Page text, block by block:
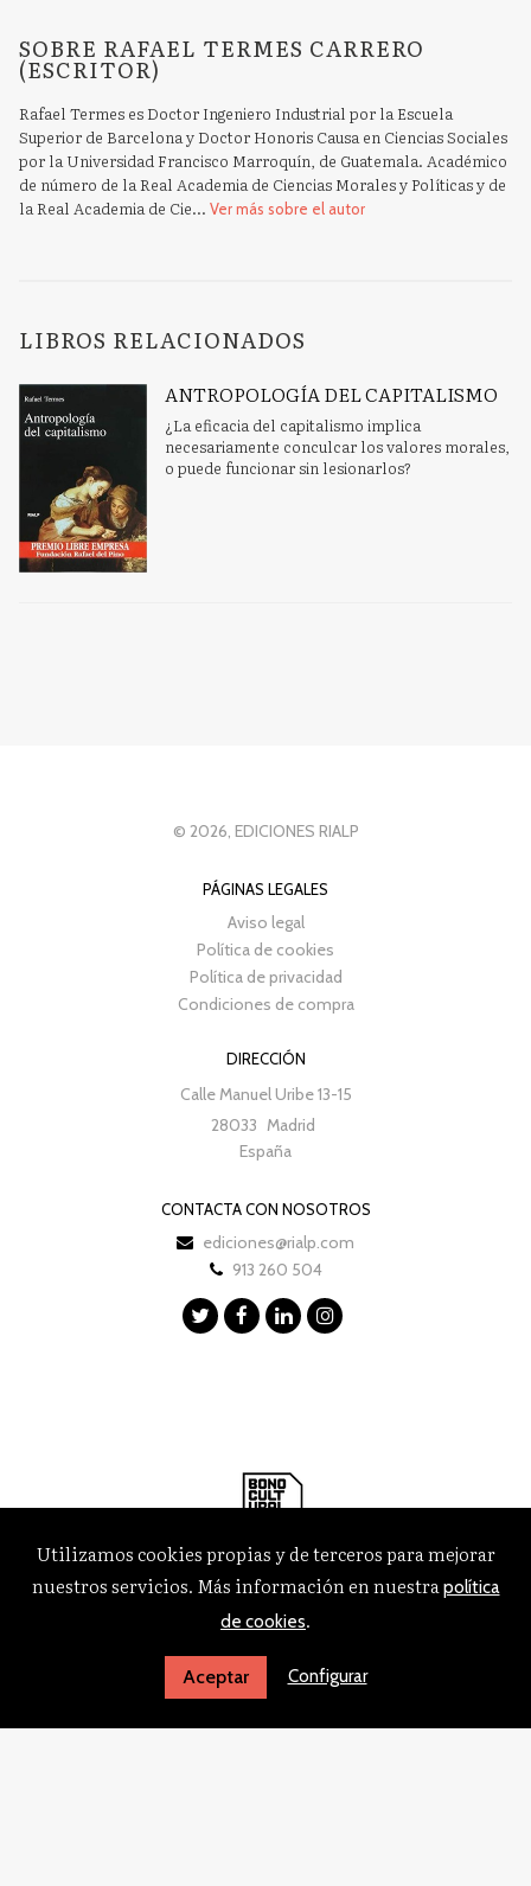
SOBRE RAFAEL TERMES CARRERO
(ESCRITOR)
Rafael Termes es Doctor Ingeniero Industrial por la Escuela
Superior de Barcelona y Doctor Honoris Causa en Ciencias Sociales
por la Universidad Francisco Marroquín, de Guatemala. Académico
de número de la Real Academia de Ciencias Morales y Políticas y de
la Real Academia de Cie... Ver más sobre el autor
LIBROS RELACIONADOS
ANTROPOLOGÍA DEL CAPITALISMO
¿La eficacia del capitalismo implica
necesariamente conculcar los valores morales,
o puede funcionar sin lesionarlos?
© 2026, EDICIONES RIALP
PÁGINAS LEGALES
Aviso legal
Política de cookies
Política de privacidad
Condiciones de compra
DIRECCIÓN
Calle Manuel Uribe 13-15
28033 Madrid
España
CONTACTA CON NOSOTROS
ediciones@rialp.com
913 260 504
Utilizamos cookies propias y de terceros para mejorar
nuestros servicios. Más información en nuestrapolítica
de cookies.
Aceptar Configurar